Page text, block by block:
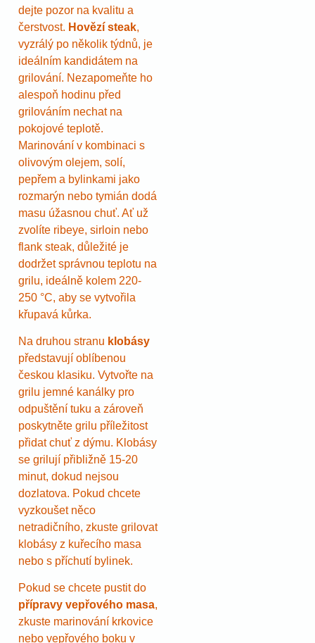
dejte pozor na kvalitu a
čerstvost. Hovězí steak,
vyzrálý po několik týdnů, je
ideálním kandidátem na
grilování. Nezapomeňte ho
alespoň hodinu před
grilováním nechat na
pokojové teplotě.
Marinování v kombinaci s
olivovým olejem, solí,
pepřem a bylinkami jako
rozmarýn nebo tymián dodá
masu úžasnou chuť. Ať už
zvolíte ribeye, sirloin nebo
flank steak, důležité je
dodržet správnou teplotu na
grilu, ideálně kolem 220-
250 °C, aby se vytvořila
křupavá kůrka.
Na druhou stranu klobásy
představují oblíbenou
českou klasiku. Vytvořte na
grilu jemné kanálky pro
odpuštění tuku a zároveň
poskytněte grilu příležitost
přidat chuť z dýmu. Klobásy
se grilují přibližně 15-20
minut, dokud nejsou
dozlatova. Pokud chcete
vyzkoušet něco
netradičního, zkuste grilovat
klobásy z kuřecího masa
nebo s příchutí bylinek.
Pokud se chcete pustit do
přípravy vepřového masa,
zkuste marinování krkovice
nebo vepřového boku v